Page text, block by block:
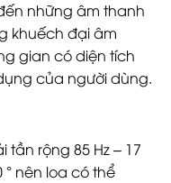
đến những âm thanh
khuếch đại âm
gian có diện tích
của người dùng.
tần rộng 85 Hz – 17
° nên loa có thể